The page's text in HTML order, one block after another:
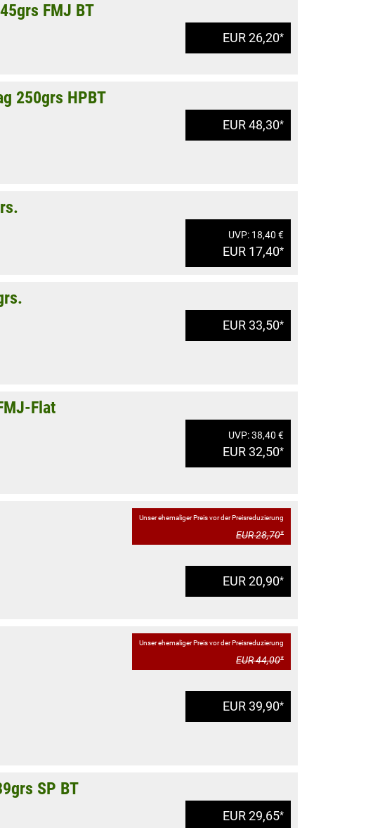
EUR 26,20*
FMJ BT
EUR 48,30*
250grs HPBT
UVP: 18,40 €
EUR 17,40*
EUR 33,50*
UVP: 38,40 €
EUR 32,50*
Flat
Unser ehemaliger Preis vor der Preisreduzierung
EUR 28,70*
EUR 20,90*
Unser ehemaliger Preis vor der Preisreduzierung
EUR 44,00*
EUR 39,90*
EUR 29,65*
SP BT